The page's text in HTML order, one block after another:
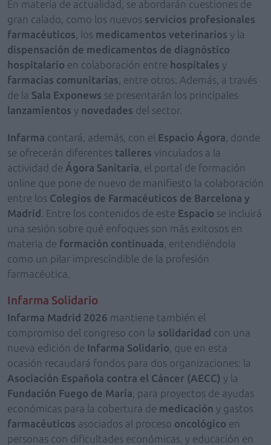
En materia de actualidad, se abordarán cuestiones de
gran calado, como los nuevos servicios profesionales
farmacéuticos , los medicamentos veterinarios y la
dispensación de medicamentos de diagnóstico
hospitalario en colaboración entre hospitales y
farmacias comunitarias , entre otros. Además, a través
de la Sala Exponews se presentarán los principales
lanzamientos y novedades del sector.
Infarma contará, además, con el Espacio Ágora , donde
se ofrecerán diferentes talleres vinculados a la
actividad de Ágora Sanitaria , el portal de formación
online que pone de nuevo de manifiesto la colaboración
entre los Colegios de Farmacéuticos de Barcelona y
Madrid . Entre los contenidos de este Espacio se incluirá
una sesión sobre qué enfoques son más exitosos en
materia de formación continuada , entendiéndola
como un pilar imprescindible de la profesión
farmacéutica.
Infarma Solidario
Infarma Madrid 2026 mantiene también el
compromiso del congreso con la solidaridad con una
nueva edición de Infarma Solidario , que en esta
ocasión recaudará fondos para dos organizaciones: la
Asociación Española contra el Cáncer (AECC) y la
Fundación Fuego de María , para proyectos de ayudas
económicas para la cobertura de medicación y gastos
farmacéuticos asociados al proceso oncológico en
personas con dificultades económicas, y educación en